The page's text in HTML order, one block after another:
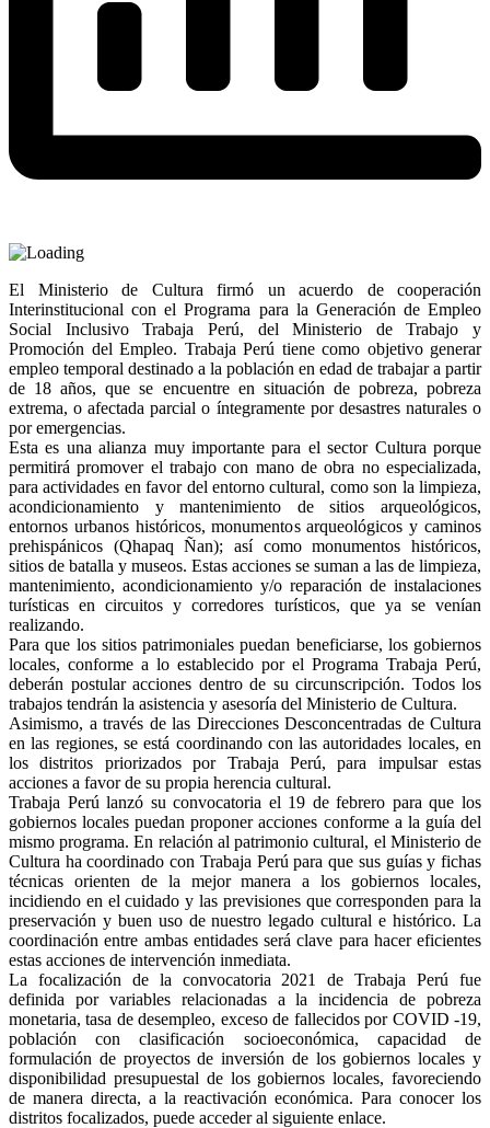
El Ministerio de Cultura firmó un acuerdo de cooperación
Interinstitucional con el Programa para la Generación de Empleo
Social Inclusivo Trabaja Perú, del Ministerio de Trabajo y
Promoción del Empleo. Trabaja Perú tiene como objetivo generar
empleo temporal destinado a la población en edad de trabajar a partir
de 18 años, que se encuentre en situación de pobreza, pobreza
extrema, o afectada parcial o íntegramente por desastres naturales o
por emergencias.
Esta es una alianza muy importante para el sector Cultura porque
permitirá promover el trabajo con mano de obra no especializada,
para actividades en favor del entorno cultural, como son la limpieza,
acondicionamiento y mantenimiento de sitios arqueológicos,
entornos urbanos históricos, monumentos arqueológicos y caminos
prehispánicos (Qhapaq Ñan); así como monumentos históricos,
sitios de batalla y museos. Estas acciones se suman a las de limpieza,
mantenimiento, acondicionamiento y/o reparación de instalaciones
turísticas en circuitos y corredores turísticos, que ya se venían
realizando.
Para que los sitios patrimoniales puedan beneficiarse, los gobiernos
locales, conforme a lo establecido por el Programa Trabaja Perú,
deberán postular acciones dentro de su circunscripción. Todos los
trabajos tendrán la asistencia y asesoría del Ministerio de Cultura.
Asimismo, a través de las Direcciones Desconcentradas de Cultura
en las regiones, se está coordinando con las autoridades locales, en
los distritos priorizados por Trabaja Perú, para impulsar estas
acciones a favor de su propia herencia cultural.
Trabaja Perú lanzó su convocatoria el 19 de febrero para que los
gobiernos locales puedan proponer acciones conforme a la guía del
mismo programa. En relación al patrimonio cultural, el Ministerio de
Cultura ha coordinado con Trabaja Perú para que sus guías y fichas
técnicas orienten de la mejor manera a los gobiernos locales,
incidiendo en el cuidado y las previsiones que corresponden para la
preservación y buen uso de nuestro legado cultural e histórico. La
coordinación entre ambas entidades será clave para hacer eficientes
estas acciones de intervención inmediata.
La focalización de la convocatoria 2021 de Trabaja Perú fue
definida por variables relacionadas a la incidencia de pobreza
monetaria, tasa de desempleo, exceso de fallecidos por COVID -19,
población con clasificación socioeconómica, capacidad de
formulación de proyectos de inversión de los gobiernos locales y
disponibilidad presupuestal de los gobiernos locales, favoreciendo
de manera directa, a la reactivación económica. Para conocer los
distritos focalizados, puede acceder al siguiente enlace.